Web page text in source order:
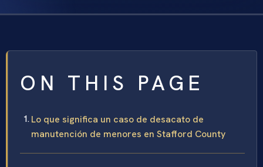
ON THIS PAGE
Lo que significa un caso de desacato de
manutención de menores en Stafford County